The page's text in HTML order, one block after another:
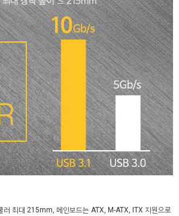
최대 215mm, 메인보드는 ATX, M-ATX, ITX 지원으로